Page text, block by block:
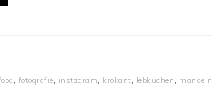
, fotografie, instagram, krokant, lebkuchen, mandeln